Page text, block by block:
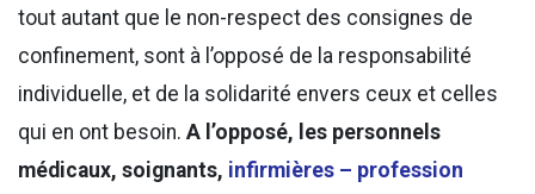
tout autant que le non-respect des consignes de
confinement, sont à l’opposé de la responsabilité
individuelle, et de la solidarité envers ceux et celles
qui en ont besoin. A l’opposé, les personnels
médicaux, soignants, infirmières – profession